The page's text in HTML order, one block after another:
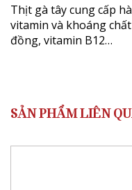
Thịt gà tây cung cấp
vitamin và khoáng
đồng, vitamin B12…
SẢN PHẨM LIÊN